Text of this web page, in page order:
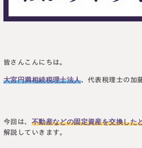
皆さんこんにちは。
大宮円満相続税理士法人、代表税理士の加
今回は、 不動産などの固定資産を交換した
解説していきます。